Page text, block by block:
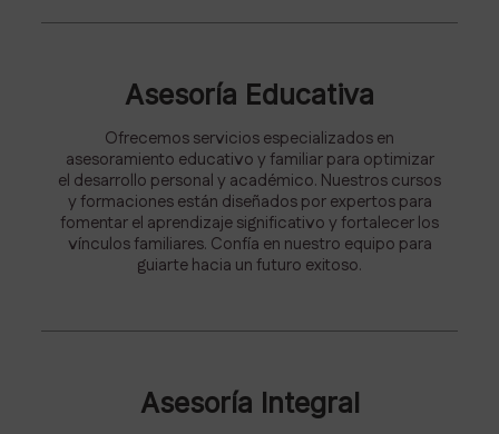
Asesoría Educativa
Ofrecemos servicios especializados en
asesoramiento educativo y familiar para optimizar
el desarrollo personal y académico. Nuestros cursos
y formaciones están diseñados por expertos para
fomentar el aprendizaje significativo y fortalecer los
vínculos familiares. Confía en nuestro equipo para
guiarte hacia un futuro exitoso.
Asesoría Integral